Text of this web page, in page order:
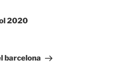
2020
barcelona